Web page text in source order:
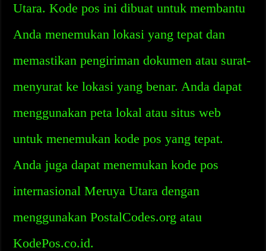
Utara. Kode pos ini dibuat untuk membantu
Anda menemukan lokasi yang tepat dan
memastikan pengiriman dokumen atau surat-
menyurat ke lokasi yang benar. Anda dapat
menggunakan peta lokal atau situs web
untuk menemukan kode pos yang tepat.
Anda juga dapat menemukan kode pos
internasional Meruya Utara dengan
menggunakan PostalCodes.org atau
KodePos.co.id.